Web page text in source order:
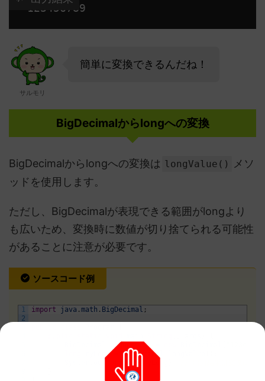
123456789
サルモリ
簡単に変換できるんだね！
BigDecimalからlongへの変換
BigDecimalからlongへの変換は longValue()
メソ
ッドを使用します。
ただし、BigDecimalが表現できる範囲がlongより
も広いため、変換時に数値が切り捨てられる可能性
があることに注意が必要です。
ソースコード例
1
2
import java . math . BigDecimal ;
bigDecimal
myLong bigDecimal